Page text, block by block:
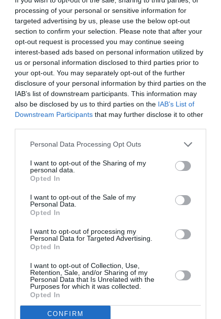
processing of your personal or sensitive information for
targeted advertising by us, please use the below opt-out
section to confirm your selection. Please note that after your
opt-out request is processed you may continue seeing
interest-based ads based on personal information utilized by
us or personal information disclosed to third parties prior to
your opt-out. You may separately opt-out of the further
disclosure of your personal information by third parties on the
IAB’s list of downstream participants. This information may
also be disclosed by us to third parties on the IAB’s List of
Downstream Participants that may further disclose it to other
Personal Data Processing Opt Outs
I want to opt-out of the Sharing of my
personal data.
Opted In
I want to opt-out of the Sale of my
Personal Data.
Opted In
I want to opt-out of processing my
Personal Data for Targeted Advertising.
Opted In
I want to opt-out of Collection, Use,
Retention, Sale, and/or Sharing of my
Personal Data that Is Unrelated with the
Purposes for which it was collected.
Opted In
CONFIRM
Aucun commentaire !
LAISSER UN COMMENTAIRE
FAIRE UN DON
Appel aux lecteurs !
Soutenez Air Journal participezà son
développement !
DERNIERS COMMENTAIRES
Mathématiques
19 h 23 sans escale : le Boeing 777F de National